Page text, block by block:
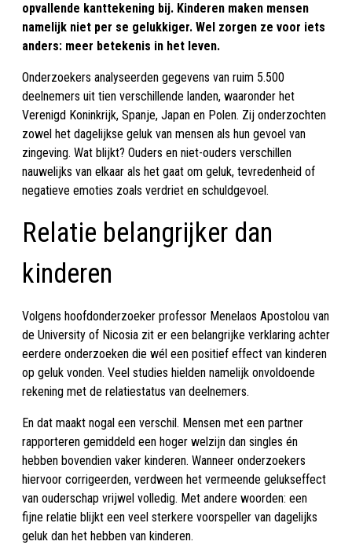
opvallende kanttekening bij. Kinderen maken mensen
namelijk niet per se gelukkiger. Wel zorgen ze voor iets
anders: meer betekenis in het leven.
Onderzoekers analyseerden gegevens van ruim 5.500
deelnemers uit tien verschillende landen, waaronder het
Verenigd Koninkrijk, Spanje, Japan en Polen. Zij onderzochten
zowel het dagelijkse geluk van mensen als hun gevoel van
zingeving. Wat blijkt? Ouders en niet-ouders verschillen
nauwelijks van elkaar als het gaat om geluk, tevredenheid of
negatieve emoties zoals verdriet en schuldgevoel.
Relatie belangrijker dan
kinderen
Volgens hoofdonderzoeker professor Menelaos Apostolou van
de University of Nicosia zit er een belangrijke verklaring achter
eerdere onderzoeken die wél een positief effect van kinderen
op geluk vonden. Veel studies hielden namelijk onvoldoende
rekening met de relatiestatus van deelnemers.
En dat maakt nogal een verschil. Mensen met een partner
rapporteren gemiddeld een hoger welzijn dan singles én
hebben bovendien vaker kinderen. Wanneer onderzoekers
hiervoor corrigeerden, verdween het vermeende gelukseffect
van ouderschap vrijwel volledig. Met andere woorden: een
fijne relatie blijkt een veel sterkere voorspeller van dagelijks
geluk dan het hebben van kinderen.